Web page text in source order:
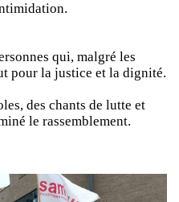
qui, malgré les
pour la justice et la dignité.
des chants de lutte et
le rassemblement.